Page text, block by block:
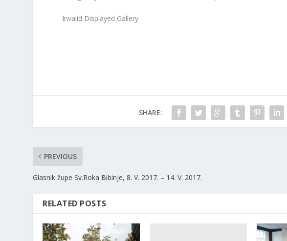
Invalid Displayed Gallery
SHARE:
PREVIOUS
Glasnik župe Sv.Roka Bibinje, 8. V. 2017. – 14. V. 2017.
RELATED POSTS